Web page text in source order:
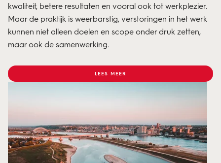
kwaliteit, betere resultaten en vooral ook tot werkplezier.
Maar de praktijk is weerbarstig, verstoringen in het werk
kunnen niet alleen doelen en scope onder druk zetten,
maar ook de samenwerking.
LEES MEER